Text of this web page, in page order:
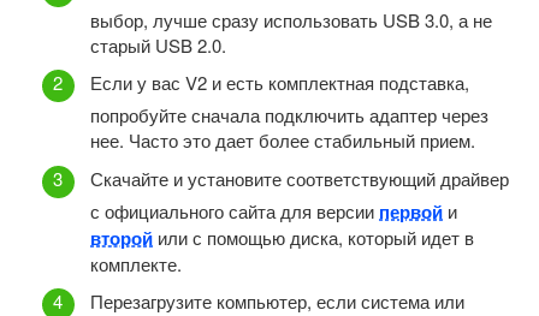
выбор, лучше сразу использовать USB 3.0, а не
старый USB 2.0.
Если у вас V2 и есть комплектная подставка,
попробуйте сначала подключить адаптер через
нее. Часто это дает более стабильный прием.
Скачайте и установите соответствующий драйвер
с официального сайта для версии первой и
второй или с помощью диска, который идет в
комплекте.
Перезагрузите компьютер, если система или